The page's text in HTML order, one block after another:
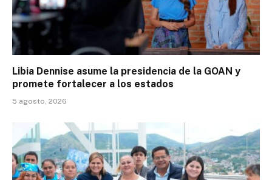
Libia Dennise asume la presidencia de la GOAN y
promete fortalecer a los estados
5 agosto, 2026